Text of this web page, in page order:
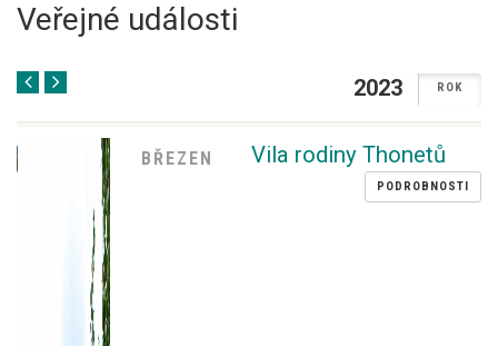
Veřejné události
2023
MĚSIC ROK
BŘEZEN Vila rodiny Thonetů
PODROBNOSTI